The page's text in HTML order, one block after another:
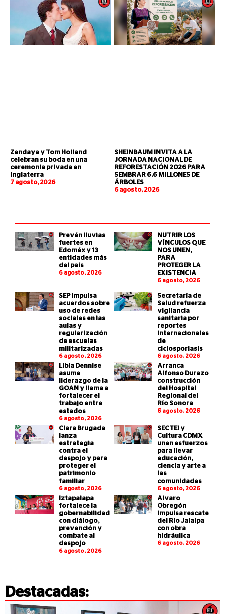
Zendaya y Tom Holland
celebran su boda en una
ceremonia privada en
Inglaterra
7 agosto, 2026
SHEINBAUM INVITA A LA
JORNADA NACIONAL DE
REFORESTACIÓN 2026 PARA
SEMBRAR 6.6 MILLONES DE
ÁRBOLES
6 agosto, 2026
Prevén lluvias
fuertes en
Edoméx y 13
entidades más
del país
6 agosto, 2026
NUTRIR LOS
VÍNCULOS QUE
NOS UNEN,
PARA
PROTEGER LA
EXISTENCIA
6 agosto, 2026
SEP impulsa
acuerdos sobre
uso de redes
sociales en las
aulas y
regularización
de escuelas
militarizadas
6 agosto, 2026
Secretaría de
Salud refuerza
vigilancia
sanitaria por
reportes
internacionales
de
ciclosporiasis
6 agosto, 2026
Libia Dennise
asume
liderazgo de la
GOAN y llama a
fortalecer el
trabajo entre
estados
6 agosto, 2026
Arranca
Alfonso Durazo
construcción
del Hospital
Regional del
Río Sonora
6 agosto, 2026
Clara Brugada
lanza
estrategia
contra el
despojo y para
proteger el
patrimonio
familiar
6 agosto, 2026
SECTEI y
Cultura CDMX
unen esfuerzos
para llevar
educación,
ciencia y arte a
las
comunidades
6 agosto, 2026
Iztapalapa
fortalece la
gobernabilidad
con diálogo,
prevención y
combate al
despojo
6 agosto, 2026
Álvaro
Obregón
impulsa rescate
del Río Jalalpa
con obra
hidráulica
6 agosto, 2026
Destacadas: